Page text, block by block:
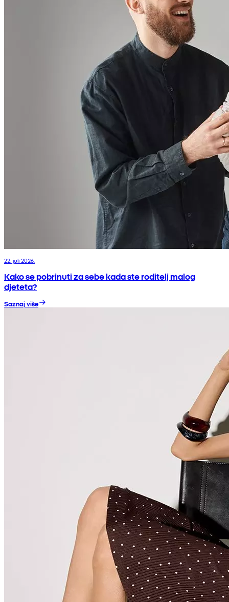
22. juli 2026.
Kako se pobrinuti za sebe kada ste roditelj malog
djeteta?
Saznaj više